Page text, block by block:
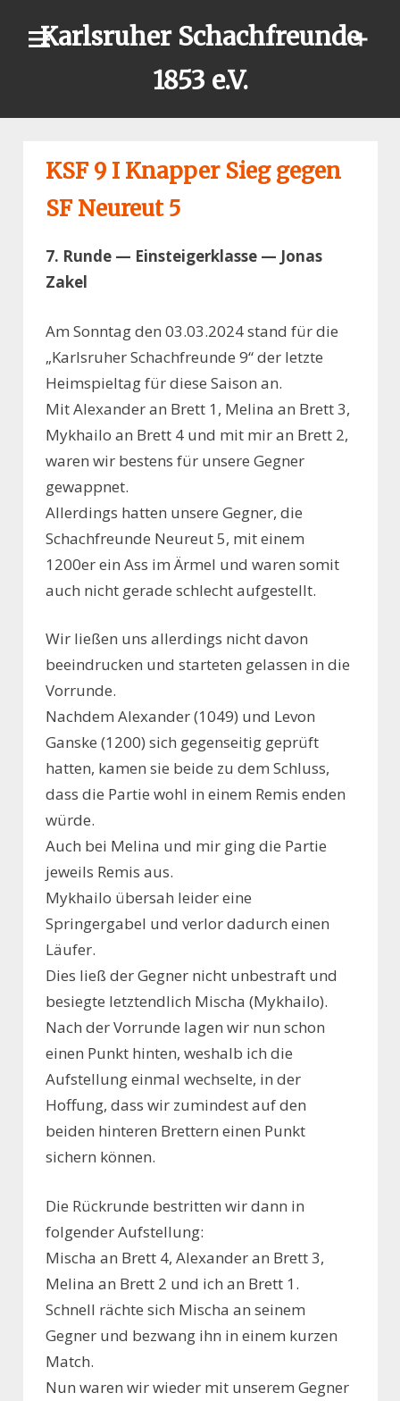
Karlsruher Schachfreunde
1853 e.V.
KSF 9 I Knapper Sieg gegen
SF Neureut 5
7. Runde — Einsteigerklasse — Jonas
Zakel
Am Sonntag den 03.03.2024 stand für die
„Karlsruher Schachfreunde 9“ der letzte
Heimspieltag für diese Saison an.
Mit Alexander an Brett 1, Melina an Brett 3,
Mykhailo an Brett 4 und mit mir an Brett 2,
waren wir bestens für unsere Gegner
gewappnet.
Allerdings hatten unsere Gegner, die
Schachfreunde Neureut 5, mit einem
1200er ein Ass im Ärmel und waren somit
auch nicht gerade schlecht aufgestellt.
Wir ließen uns allerdings nicht davon
beeindrucken und starteten gelassen in die
Vorrunde.
Nachdem Alexander (1049) und Levon
Ganske (1200) sich gegenseitig geprüft
hatten, kamen sie beide zu dem Schluss,
dass die Partie wohl in einem Remis enden
würde.
Auch bei Melina und mir ging die Partie
jeweils Remis aus.
Mykhailo übersah leider eine
Springergabel und verlor dadurch einen
Läufer.
Dies ließ der Gegner nicht unbestraft und
besiegte letztendlich Mischa (Mykhailo).
Nach der Vorrunde lagen wir nun schon
einen Punkt hinten, weshalb ich die
Aufstellung einmal wechselte, in der
Hoffung, dass wir zumindest auf den
beiden hinteren Brettern einen Punkt
sichern können.
Die Rückrunde bestritten wir dann in
folgender Aufstellung:
Mischa an Brett 4, Alexander an Brett 3,
Melina an Brett 2 und ich an Brett 1.
Schnell rächte sich Mischa an seinem
Gegner und bezwang ihn in einem kurzen
Match.
Nun waren wir wieder mit unserem Gegner